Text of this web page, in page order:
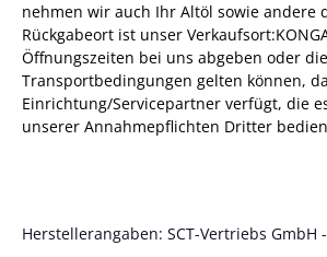
nehmen wir auch Ihr Altöl sowie andere
Rückgabeort ist unser
Öffnungszeiten bei uns abgeben oder
Transportbedingungen gelten können,
Einrichtung/Servicepartner verfügt, die
unserer Annahmepflichten Dritter
Herstellerangaben: SCT-Vertriebs